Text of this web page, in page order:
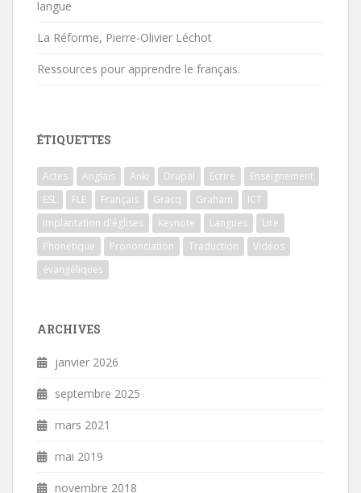
langue
La Réforme, Pierre-Olivier Léchot
Ressources pour apprendre le français.
ÉTIQUETTES
Actes Anglais Anki Drupal Ecrire
Enseignement
ESL
FLE Français Gracq Graham
ICT
Implantation d'églises
Keynote Langues
Lire
Phonétique
Prononciation Traduction
Vidéos
évangéliques
ARCHIVES
janvier 2026
septembre 2025
mars 2021
mai 2019
novembre 2018